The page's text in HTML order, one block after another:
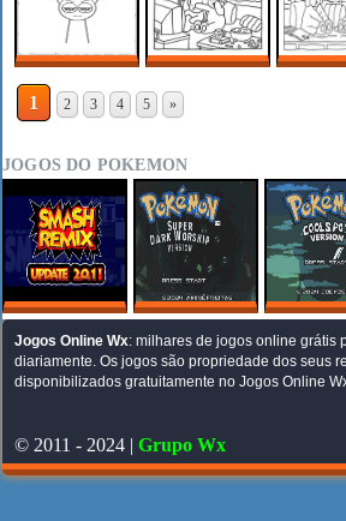
PRINTABLE
COLORING PAGES
NOITE DE FILMES
PARA COLORIR
1 2 3 4 5 »
JOGOS DO POKEMON
SMASH REMIX 2.0.1
POKEMON SUPER
POKEMON
Jogos Online Wx: milhares de jogos online grátis
diariamente. Os jogos são propriedade dos seus
disponibilizados gratuitamente no Jogos Online
© 2011 - 2024 | Grupo Wx